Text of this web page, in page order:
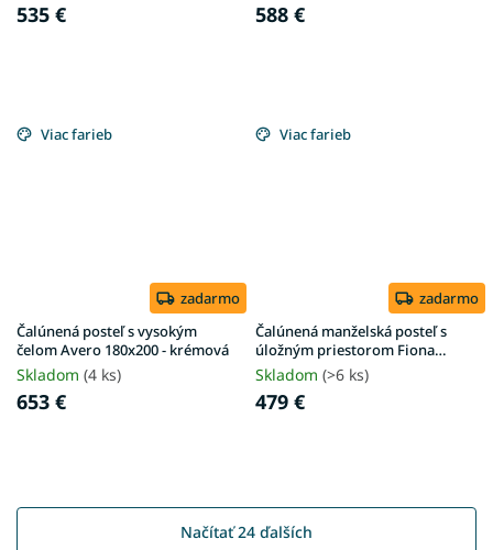
535 € 588 €
Viac farieb
zadarmo
Čalúnená posteľ s vysokým
čelom Avero 180x200 - krémová
Skladom (4 ks)
653 €
Viac farieb
zadarmo
Čalúnená manželská posteľ s
úložným priestorom Fiona
180x200 - krémová
Skladom (>6 ks)
479 €
Načítať 24 ďalších